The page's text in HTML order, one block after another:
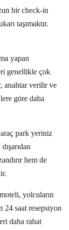
bir check-in
taşımaktır.
yapan
genellikle çok
anahtar verilir ve
göre daha
park yeriniz
hem de
moteli, yolcuların
24 saat resepsiyon
daha rahat